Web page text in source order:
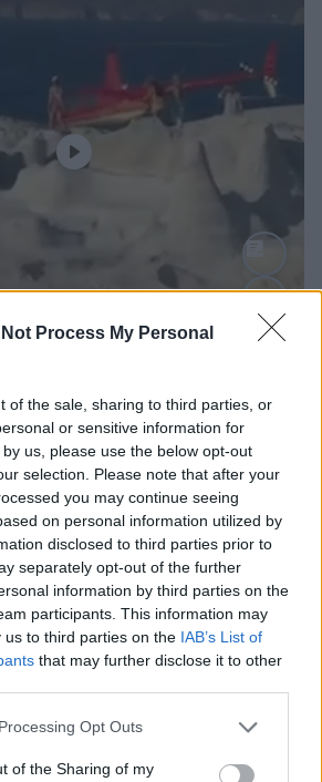
Not Process My Personal
of the sale, sharing to third parties, or
or sensitive information for
us, please use the below opt-out
selection. Please note that after your
you may continue seeing
on personal information utilized by
disclosed to third parties prior to
separately opt-out of the further
information by third parties on the
participants. This information may
us to third parties on the IAB’s List of
that may further disclose it to other
website/app uses one or more Google
or usage behaviour. You may click to
Opt Outs
of the Sharing of my
διαπίστωσε κενό στον νόμο
τύπος προσγείωσε το
Σαρακήνικο με εκατοντάδες
Εισαγγελέα